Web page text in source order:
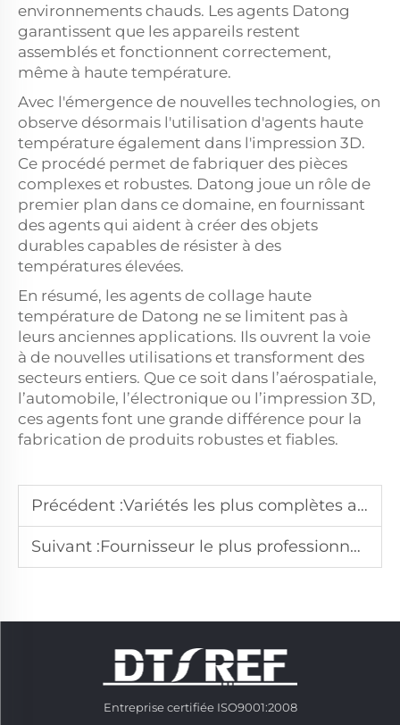
environnements chauds. Les agents Datong
garantissent que les appareils restent
assemblés et fonctionnent correctement,
même à haute température.
Avec l'émergence de nouvelles technologies, on
observe désormais l'utilisation d'agents haute
température également dans l'impression 3D.
Ce procédé permet de fabriquer des pièces
complexes et robustes. Datong joue un rôle de
premier plan dans ce domaine, en fournissant
des agents qui aident à créer des objets
durables capables de résister à des
températures élevées.
En résumé, les agents de collage haute
température de Datong ne se limitent pas à
leurs anciennes applications. Ils ouvrent la voie
à de nouvelles utilisations et transforment des
secteurs entiers. Que ce soit dans l’aérospatiale,
l’automobile, l’électronique ou l’impression 3D,
ces agents font une grande différence pour la
fabrication de produits robustes et fiables.
Précédent :Variétés les plus complètes au monde de matières premières réfractaires à base d'aluminium, plus grande base de matériaux réfractaires de haute qualité
Suivant :Fournisseur le plus professionnel en poudre d'oxyde d'aluminium microscopique en Chine
Entreprise certifiée ISO9001:2008